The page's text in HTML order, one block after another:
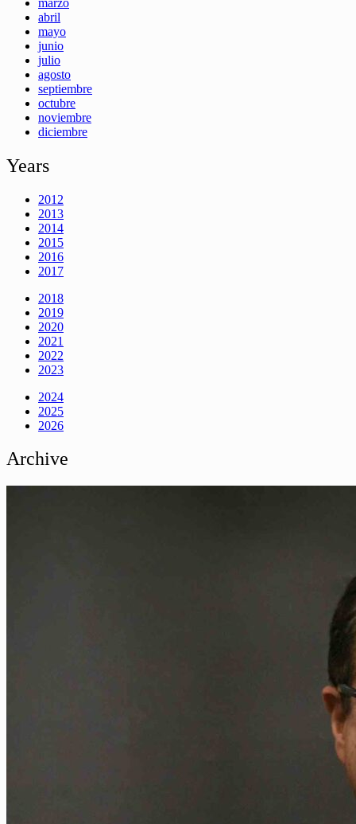
abril
mayo
junio
julio
agosto
septiembre
octubre
noviembre
diciembre
Years
2012
2013
2014
2015
2016
2017
2018
2019
2020
2021
2022
2023
2024
2025
2026
Archive